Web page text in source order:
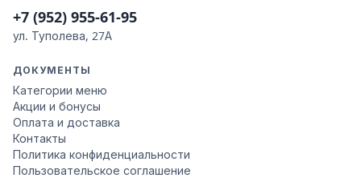
+7 (952) 955-61-95
ул. Туполева, 27А
ДОКУМЕНТЫ
Категории меню
Акции и бонусы
Оплата и доставка
Контакты
Политика конфиденциальности
Пользовательское соглашение